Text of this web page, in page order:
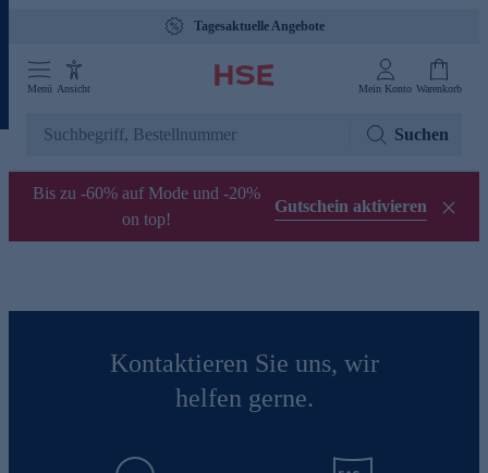
Tagesaktuelle Angebote
Menü Ansicht Mein Konto Warenkorb
Suchen
Bis zu -60% auf Mode und -20%
on top!
Gutschein aktivieren
Kontaktieren Sie uns, wir
helfen gerne.